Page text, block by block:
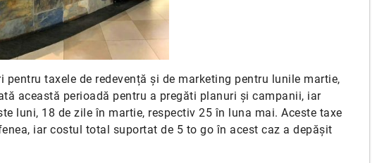
taxele de redevență și de marketing pentru lunile martie,
această perioadă pentru a pregăti planuri și campanii, iar
luni, 18 de zile în martie, respectiv 25 în luna mai. Aceste taxe
iar costul total suportat de 5 to go în acest caz a depășit